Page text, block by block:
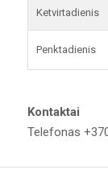
Ketvirtadienis
Penktadienis
Kontaktai
Telefonas